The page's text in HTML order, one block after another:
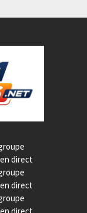
direct
direct